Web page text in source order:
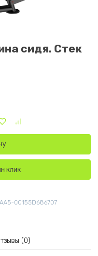
сидя. Стек
190 489,00 ₽.
U2030 Бицепс-машина
клик
00155D686707
(0)